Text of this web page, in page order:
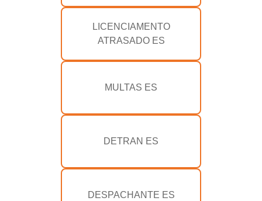
LICENCIAMENTO
ATRASADO ES
MULTAS ES
DETRAN ES
DESPACHANTE ES